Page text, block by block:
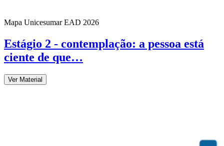
Mapa Unicesumar EAD 2026
Estágio 2 - contemplação: a pessoa está
ciente de que…
Ver Material